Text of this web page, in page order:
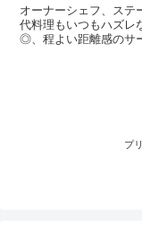
オーナーシェフ、ステ
代料理もいつもハズ
◎、程よい距離感のサ
プ